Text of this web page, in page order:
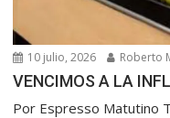
10 julio, 2026 Roberto
VENCIMOS A LA
Por Espresso Matutino